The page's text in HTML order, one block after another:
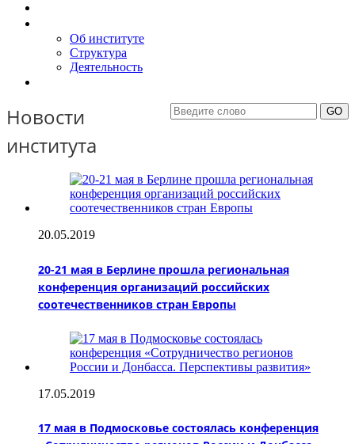
Об институте
Структура
Деятельность
Новости
института
20.05.2019
20-21 мая в Берлине прошла региональная
конференция организаций российских
соотечественников стран Европы
17.05.2019
17 мая в Подмосковье состоялась конференция